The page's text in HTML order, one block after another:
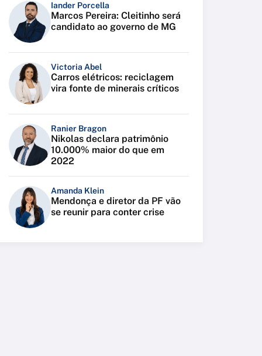
Iander Porcella
Marcos Pereira: Cleitinho será
candidato ao governo de MG
Victoria Abel
Carros elétricos: reciclagem
vira fonte de minerais críticos
Ranier Bragon
Nikolas declara patrimônio
10.000% maior do que em
2022
Amanda Klein
Mendonça e diretor da PF vão
se reunir para conter crise